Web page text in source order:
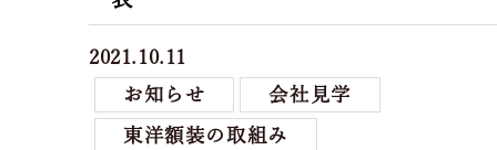
2021.10.11
お知らせ
会社見学
東洋額装の取組み